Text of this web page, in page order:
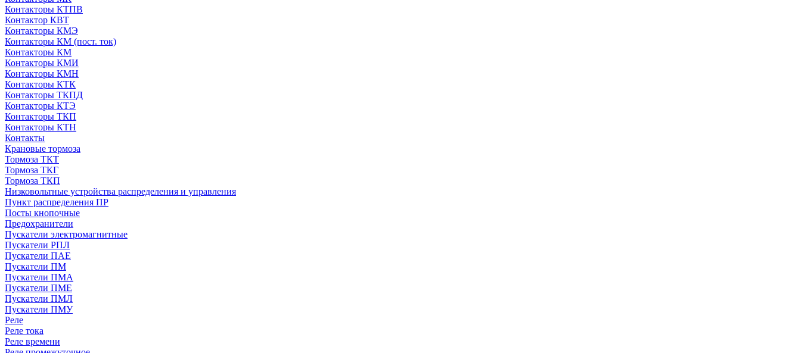
Контакторы КТПВ
Контактор КВТ
Контакторы КМЭ
Контакторы КМ (пост. ток)
Контакторы КМ
Контакторы КМИ
Контакторы КМН
Контакторы КТК
Контакторы ТКПД
Контакторы КТЭ
Контакторы ТКП
Контакторы КТН
Контакты
Крановые тормоза
Тормоза ТКТ
Тормоза ТКГ
Тормоза ТКП
Низковольтные устройства распределения и управления
Пункт распределения ПР
Посты кнопочные
Предохранители
Пускатели электромагнитные
Пускатели РПЛ
Пускатели ПАЕ
Пускатели ПМ
Пускатели ПМА
Пускатели ПМЕ
Пускатели ПМЛ
Пускатели ПМУ
Реле
Реле тока
Реле времени